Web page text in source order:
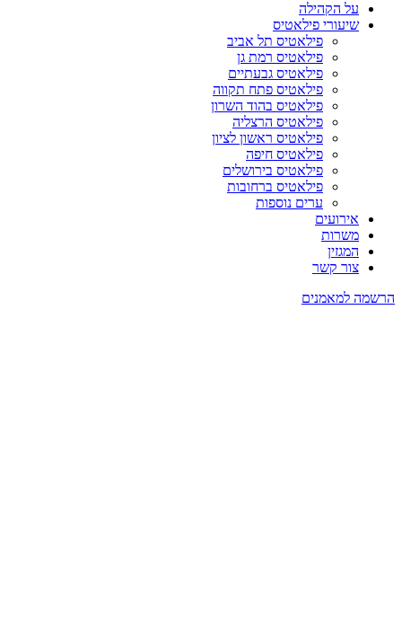
על הקהילה
שיעורי פילאטיס
פילאטיס תל אביב
פילאטיס רמת גן
פילאטיס גבעתיים
פילאטיס פתח תקווה
פילאטיס בהוד השרון
פילאטיס הרצליה
פילאטיס ראשון לציון
פילאטיס חיפה
פילאטיס בירושלים
פילאטיס ברחובות
ערים נוספות
אירועים
משרות
המגזין
צור קשר
הרשמה למאמנים